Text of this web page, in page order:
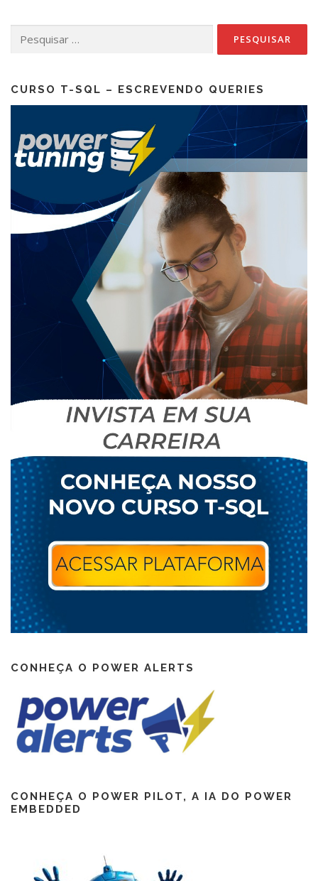
por:
CURSO T-SQL – ESCREVENDO QUERIES
CONHEÇA O POWER ALERTS
CONHEÇA O POWER PILOT, A IA DO POWER
EMBEDDED